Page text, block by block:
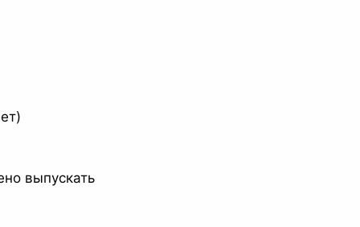
выпускать